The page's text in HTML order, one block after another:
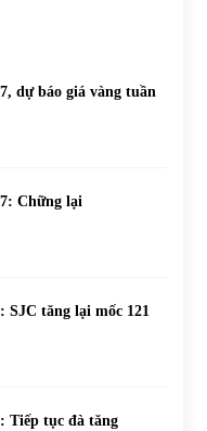
dự báo giá vàng tuần
Chững lại
SJC tăng lại mốc 121
Tiếp tục đà tăng